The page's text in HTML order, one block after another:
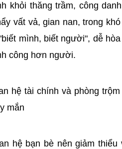
khỏi thăng trầm, công
vất vả, gian nan, trong
mình, biết người", dễ
công hơn người.
hệ tài chính và phòng
mắn
hệ bạn bè nên giảm thiểu